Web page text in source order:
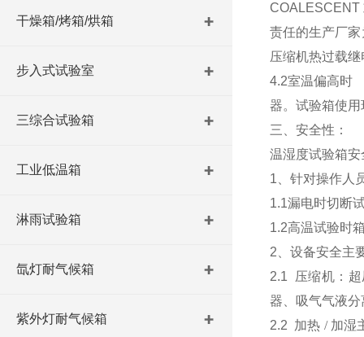
干燥箱/烤箱/烘箱
步入式试验室
三综合试验箱
工业低温箱
淋雨试验箱
氙灯耐气候箱
紫外灯耐气候箱
COALESCENT
责任的生产厂
压缩机热过载
4.2室温偏高时
器。试验箱使
三、安全性：
温湿度试验箱
1 、针对操作人
1.1漏电时切断
1.2高温试验时
2 、设备安全
2.1 压缩机：
器、吸气气液
2.2 加热 / 加湿